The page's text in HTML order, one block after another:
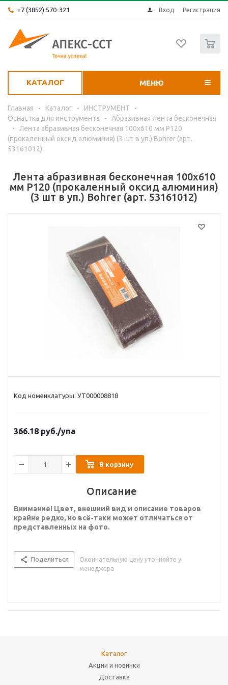
+7 (3852) 570-321 Вход Регистрация
КАТАЛОГ МЕНЮ
Главная - Каталог - ИНСТРУМЕНТ
-
Оснастка для инструмента
-
Абразивная лента бесконечная
-
Лента абразивная бесконечная 100x610 мм P120
(прокаленный оксид алюминия) (3 шт в уп.) Bohrer (арт.
53161012)
Лента абразивная бесконечная 100x610
мм P120 (прокаленный оксид алюминия)
(3 шт в уп.) Bohrer (арт. 53161012)
Код номенклатуры: УТ000008818
366.18 руб./упа
В корзину
Описание
Внимание! Цвет, внешний вид и описание товаров
крайне редко, но всё-таки может отличаться от
представленных на фото.
Поделиться
Окончательную цену уточняйте у
менеджера
Каталог
Акции и новинки
Доставка